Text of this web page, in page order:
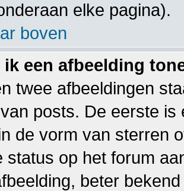
elke pagina).
boven
ik een afbeelding
twee afbeeldingen
posts. De eerste
de vorm van sterren
status op het forum
beter